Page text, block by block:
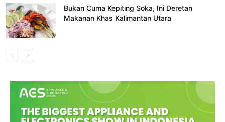
Bukan Cuma Kepiting Soka, Ini Deretan
Makanan Khas Kalimantan Utara